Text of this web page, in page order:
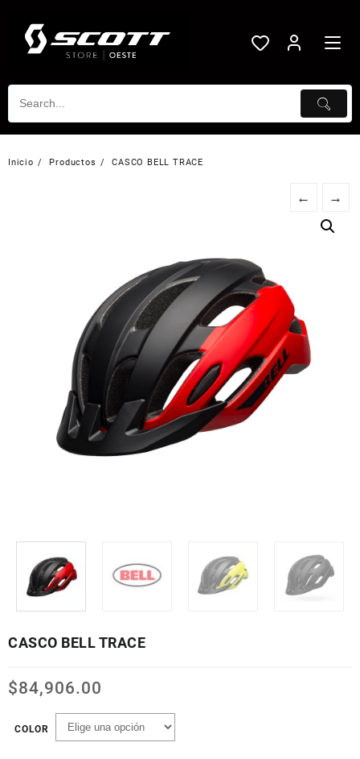
contenido
Inicio Productos CASCO BELL TRACE
← →
CASCO BELL TRACE
$84,906.00
COLOR